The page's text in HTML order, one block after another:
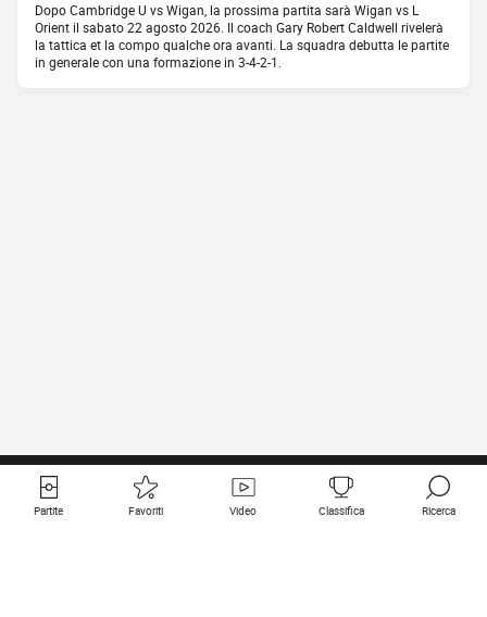
Dopo Cambridge U vs Wigan, la prossima partita sarà Wigan vs L
Orient il sabato 22 agosto 2026. Il coach Gary Robert Caldwell rivelerà
la tattica et la compo qualche ora avanti. La squadra debutta le partite
in generale con una formazione in 3-4-2-1.
Partite Favoriti Video Classifica Ricerca